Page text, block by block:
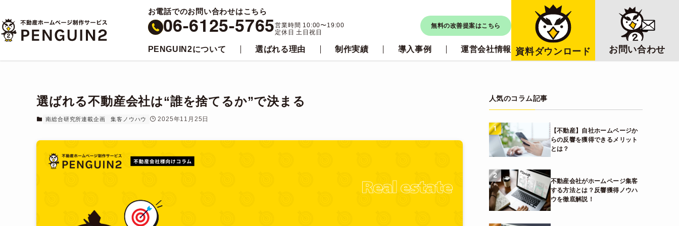
お電話でのお問い合わせはこちら
06-6125-5765営業時間 10:00〜19:00
定休日 土日祝日
無料の改善提案はこちら
PENGUIN2について 選ばれる理由 制作実績 導入事例 運営会社情報 資料ダウンロード お問い合わせ
選ばれる不動産会社は“誰を捨てるか”で決まる
南総合研究所連載企画 集客ノウハウ 2025年11月25日
人気のコラム記事
1
【不動産】自社ホームページか
らの反響を獲得できるメリット
とは？
2
不動産会社がホームページ集客
する方法とは？反響獲得ノウハ
ウを徹底解説！